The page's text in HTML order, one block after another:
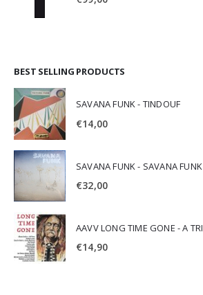
BEST SELLING PRODUCTS
SAVANA FUNK - TINDOUF
€14,00
SAVANA FUNK - SAVANA FUNK
€32,00
€14,90